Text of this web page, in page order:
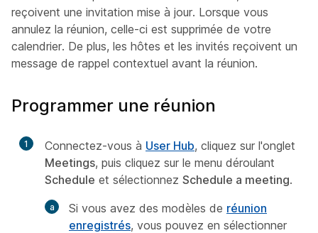
reçoivent une invitation mise à jour. Lorsque vous
annulez la réunion, celle-ci est supprimée de votre
calendrier. De plus, les hôtes et les invités reçoivent un
message de rappel contextuel avant la réunion.
Programmer une réunion
1 Connectez-vous à User Hub, cliquez sur l'onglet
Meetings, puis cliquez sur le menu déroulant
Schedule et sélectionnez Schedule a meeting.
Si vous avez des modèles de réunion
enregistrés, vous pouvez en sélectionner